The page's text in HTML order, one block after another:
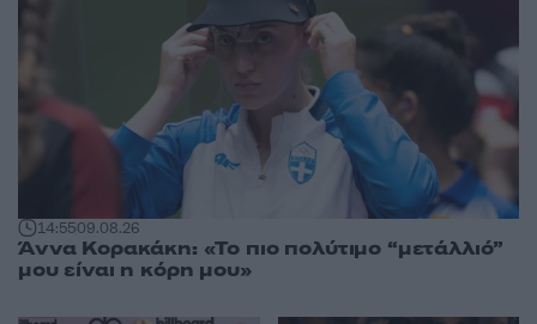
14:5509.08.26
Άννα Κορακάκη: «Το πιο πολύτιμο “μετάλλιό”
μου είναι η κόρη μου»